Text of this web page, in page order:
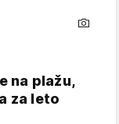
na plažu,
za leto